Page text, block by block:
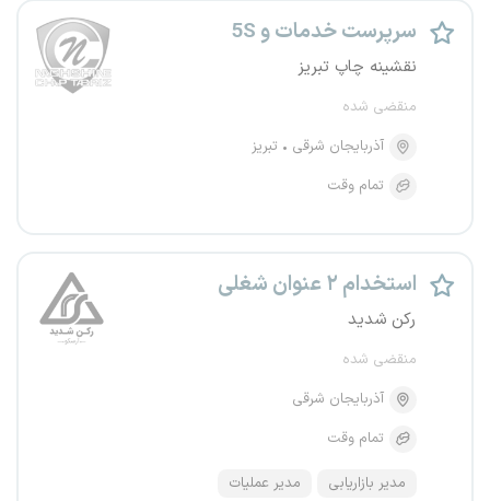
سرپرست خدمات و 5S
نقشینه چاپ تبریز
منقضی شده
آذربایجان شرقی
تبریز
تمام وقت
استخدام ۲ عنوان شغلی
رکن شدید
منقضی شده
آذربایجان شرقی
تمام وقت
مدیر بازاریابی مدیر عملیات